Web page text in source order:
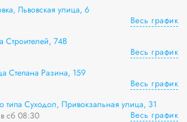
Львовская улица, 6
Весь график
Строителей, 74В
Весь график
Степана Разина, 159
Весь график
типа Суходол, Привокзальная улица, 31
в сб 08:30
Весь график